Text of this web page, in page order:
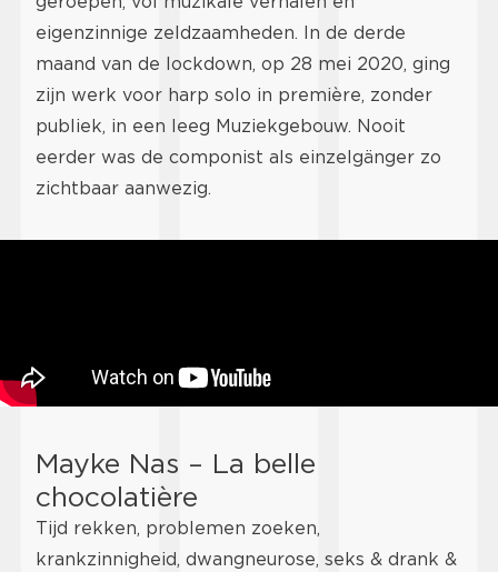
eigenzinnige zeldzaamheden. In de derde
maand van de lockdown, op 28 mei 2020, ging
zijn werk voor harp solo in première, zonder
publiek, in een leeg Muziekgebouw. Nooit
eerder was de componist als einzelgänger zo
zichtbaar aanwezig.
Mayke Nas – La belle
chocolatière
Tijd rekken, problemen zoeken,
krankzinnigheid, dwangneurose, seks & drank &